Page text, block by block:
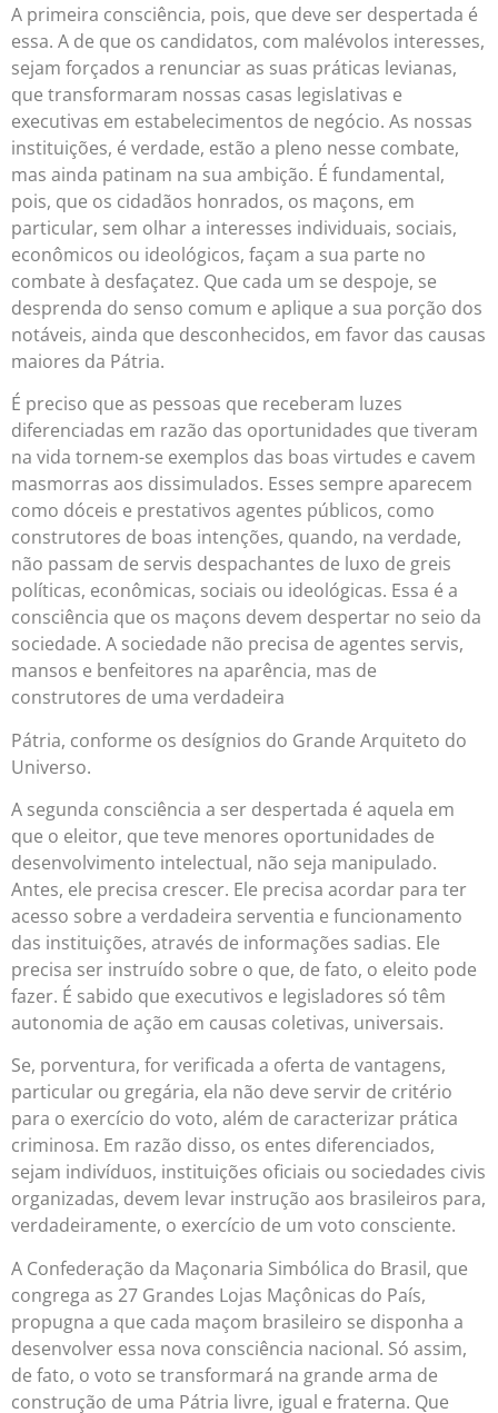
A primeira consciência, pois, que deve ser despertada é
essa. A de que os candidatos, com malévolos interesses,
sejam forçados a renunciar as suas práticas levianas,
que transformaram nossas casas legislativas e
executivas em estabelecimentos de negócio. As nossas
instituições, é verdade, estão a pleno nesse combate,
mas ainda patinam na sua ambição. É fundamental,
pois, que os cidadãos honrados, os maçons, em
particular, sem olhar a interesses individuais, sociais,
econômicos ou ideológicos, façam a sua parte no
combate à desfaçatez. Que cada um se despoje, se
desprenda do senso comum e aplique a sua porção dos
notáveis, ainda que desconhecidos, em favor das causas
maiores da Pátria.
É preciso que as pessoas que receberam luzes
diferenciadas em razão das oportunidades que tiveram
na vida tornem-se exemplos das boas virtudes e cavem
masmorras aos dissimulados. Esses sempre aparecem
como dóceis e prestativos agentes públicos, como
construtores de boas intenções, quando, na verdade,
não passam de servis despachantes de luxo de greis
políticas, econômicas, sociais ou ideológicas. Essa é a
consciência que os maçons devem despertar no seio da
sociedade. A sociedade não precisa de agentes servis,
mansos e benfeitores na aparência, mas de
construtores de uma verdadeira
Pátria, conforme os desígnios do Grande Arquiteto do
Universo.
A segunda consciência a ser despertada é aquela em
que o eleitor, que teve menores oportunidades de
desenvolvimento intelectual, não seja manipulado.
Antes, ele precisa crescer. Ele precisa acordar para ter
acesso sobre a verdadeira serventia e funcionamento
das instituições, através de informações sadias. Ele
precisa ser instruído sobre o que, de fato, o eleito pode
fazer. É sabido que executivos e legisladores só têm
autonomia de ação em causas coletivas, universais.
Se, porventura, for verificada a oferta de vantagens,
particular ou gregária, ela não deve servir de critério
para o exercício do voto, além de caracterizar prática
criminosa. Em razão disso, os entes diferenciados,
sejam indivíduos, instituições oficiais ou sociedades civis
organizadas, devem levar instrução aos brasileiros para,
verdadeiramente, o exercício de um voto consciente.
A Confederação da Maçonaria Simbólica do Brasil, que
congrega as 27 Grandes Lojas Maçônicas do País,
propugna a que cada maçom brasileiro se disponha a
desenvolver essa nova consciência nacional. Só assim,
de fato, o voto se transformará na grande arma de
construção de uma Pátria livre, igual e fraterna. Que